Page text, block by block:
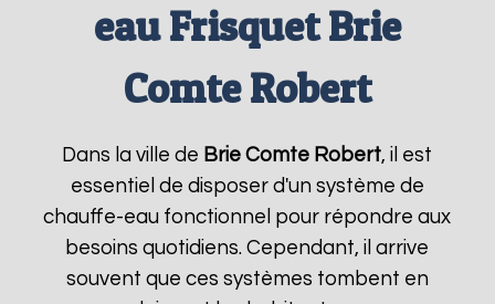
eau Frisquet Brie
Comte Robert
Dans la ville de Brie Comte Robert, il est
essentiel de disposer d'un système de
chauffe-eau fonctionnel pour répondre aux
besoins quotidiens. Cependant, il arrive
souvent que ces systèmes tombent en